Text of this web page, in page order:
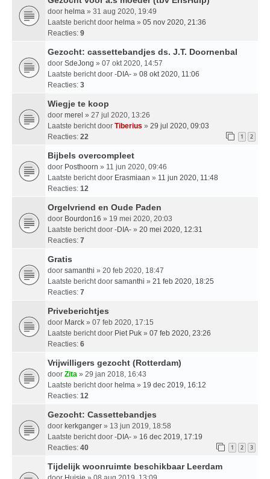
door helma » 31 aug 2020, 19:49
Laatste bericht door helma » 05 nov 2020, 21:36
Reacties: 9
Gezocht: cassettebandjes ds. J.T. Doornenbal
door SdeJong » 07 okt 2020, 14:57
Laatste bericht door -DIA- » 08 okt 2020, 11:06
Reacties: 3
Wiegje te koop
door merel » 27 jul 2020, 13:26
Laatste bericht door Tiberius » 29 jul 2020, 09:03
Reacties: 22 1 2
Bijbels overcompleet
door Posthoorn » 11 jun 2020, 09:46
Laatste bericht door Erasmiaan » 11 jun 2020, 11:48
Reacties: 12
Orgelvriend en Oude Paden
door Bourdon16 » 19 mei 2020, 20:03
Laatste bericht door -DIA- » 20 mei 2020, 12:31
Reacties: 7
Gratis
door samanthi » 20 feb 2020, 18:47
Laatste bericht door samanthi » 21 feb 2020, 18:25
Reacties: 7
Priveberichtjes
door Marck » 07 feb 2020, 17:15
Laatste bericht door Piet Puk » 07 feb 2020, 23:26
Reacties: 6
Vrijwilligers gezocht (Rotterdam)
door Zita » 29 jan 2018, 16:43
Laatste bericht door helma » 19 dec 2019, 16:12
Reacties: 12
Gezocht: Cassettebandjes
door kerkganger » 13 jun 2019, 18:58
Laatste bericht door -DIA- » 16 dec 2019, 17:19
Reacties: 40 1 2 3
Tijdelijk woonruimte beschikbaar Leerdam